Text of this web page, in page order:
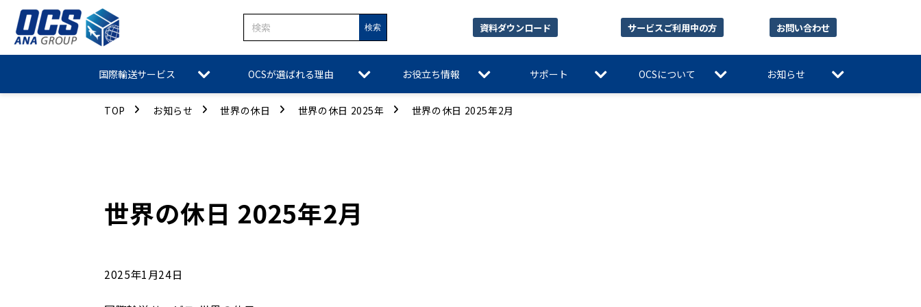
資料ダウンロード サービスご利用中の方 お問い合わせ
国際輸送サービス OCSが選ばれる理由 お役立ち情報 サポート OCSについて お知らせ
TOP お知らせ 世界の休日 世界の休日 2025年 世界の休日 2025年2月
世界の休日 2025年2月
2025年1月24日